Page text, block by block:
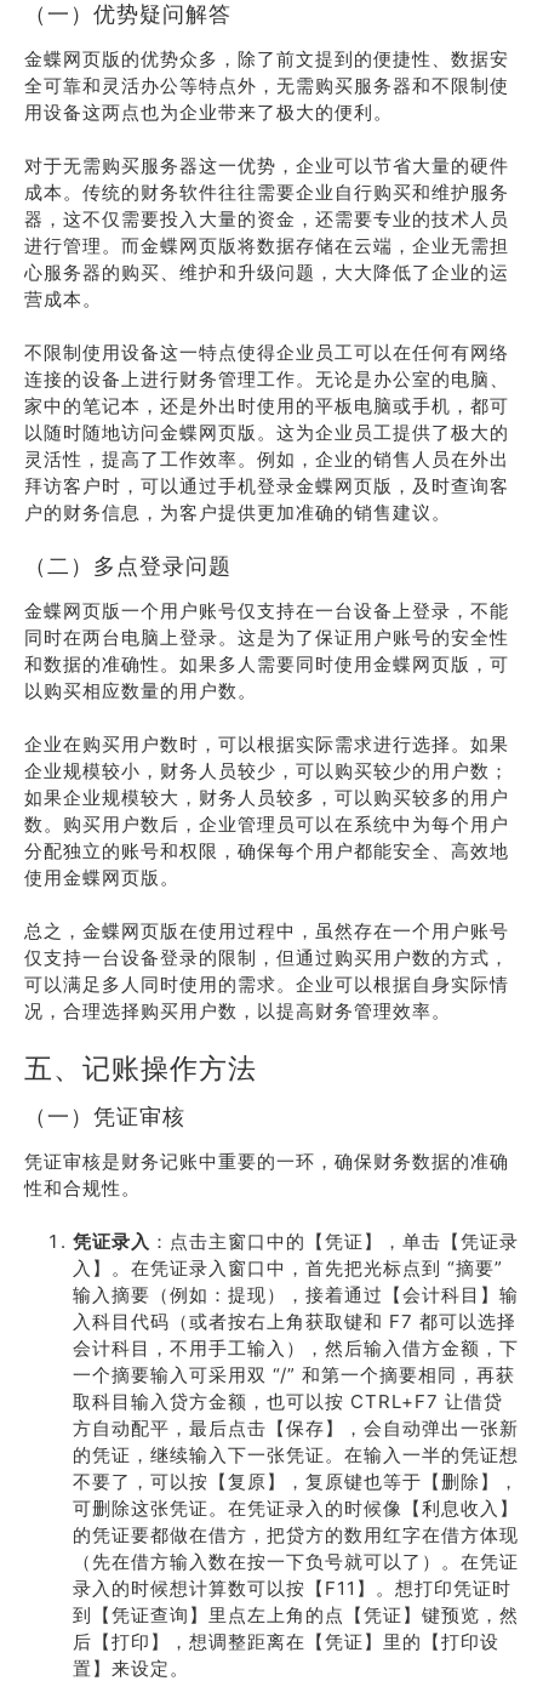
（一）优势疑问解答
金蝶网页版的优势众多，除了前文提到的便捷性、数据安
全可靠和灵活办公等特点外，无需购买服务器和不限制使
用设备这两点也为企业带来了极大的便利。
对于无需购买服务器这一优势，企业可以节省大量的硬件
成本。传统的财务软件往往需要企业自行购买和维护服务
器，这不仅需要投入大量的资金，还需要专业的技术人员
进行管理。而金蝶网页版将数据存储在云端，企业无需担
心服务器的购买、维护和升级问题，大大降低了企业的运
营成本。
不限制使用设备这一特点使得企业员工可以在任何有网络
连接的设备上进行财务管理工作。无论是办公室的电脑、
家中的笔记本，还是外出时使用的平板电脑或手机，都可
以随时随地访问金蝶网页版。这为企业员工提供了极大的
灵活性，提高了工作效率。例如，企业的销售人员在外出
拜访客户时，可以通过手机登录金蝶网页版，及时查询客
户的财务信息，为客户提供更加准确的销售建议。
（二）多点登录问题
金蝶网页版一个用户账号仅支持在一台设备上登录，不能
同时在两台电脑上登录。这是为了保证用户账号的安全性
和数据的准确性。如果多人需要同时使用金蝶网页版，可
以购买相应数量的用户数。
企业在购买用户数时，可以根据实际需求进行选择。如果
企业规模较小，财务人员较少，可以购买较少的用户数；
如果企业规模较大，财务人员较多，可以购买较多的用户
数。购买用户数后，企业管理员可以在系统中为每个用户
分配独立的账号和权限，确保每个用户都能安全、高效地
使用金蝶网页版。
总之，金蝶网页版在使用过程中，虽然存在一个用户账号
仅支持一台设备登录的限制，但通过购买用户数的方式，
可以满足多人同时使用的需求。企业可以根据自身实际情
况，合理选择购买用户数，以提高财务管理效率。
五、记账操作方法
（一）凭证审核
凭证审核是财务记账中重要的一环，确保财务数据的准确
性和合规性。
凭证录入 ：点击主窗口中的【凭证】，单击【凭证录
入】。在凭证录入窗口中，首先把光标点到 “摘要”
输入摘要（例如：提现），接着通过【会计科目】输
入科目代码（或者按右上角获取键和 F7 都可以选择
会计科目，不用手工输入），然后输入借方金额，下
一个摘要输入可采用双 “/” 和第一个摘要相同，再获
取科目输入贷方金额，也可以按 CTRL+F7 让借贷
方自动配平，最后点击【保存】，会自动弹出一张新
的凭证，继续输入下一张凭证。在输入一半的凭证想
不要了，可以按【复原】，复原键也等于【删除】，
可删除这张凭证。在凭证录入的时候像【利息收入】
的凭证要都做在借方，把贷方的数用红字在借方体现
（先在借方输入数在按一下负号就可以了）。在凭证
录入的时候想计算数可以按【F11】。想打印凭证时
到【凭证查询】里点左上角的点【凭证】键预览，然
后【打印】，想调整距离在【凭证】里的【打印设
置】来设定。